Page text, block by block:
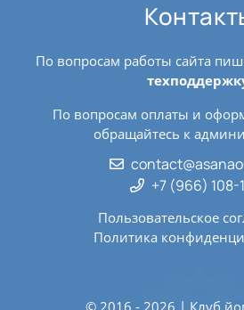
По вопросам работы сайта
По вопросам оплаты и
обращайтесь к
+7 (966) 108-
Пользовательское
Политика
© 2016 - 2026 | Клуб